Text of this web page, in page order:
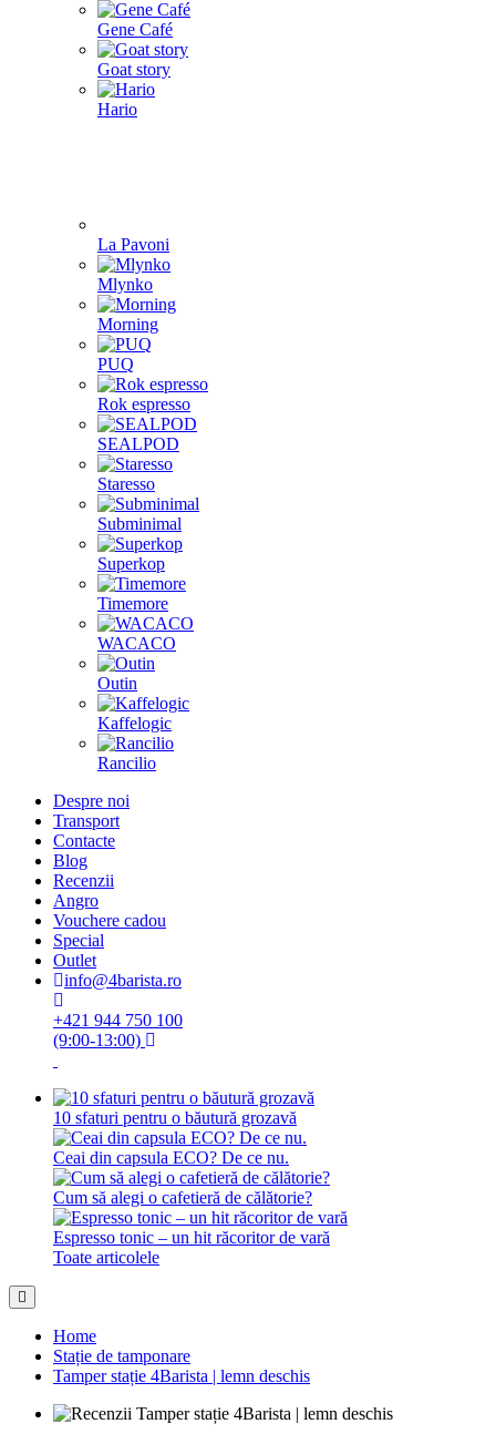
Gene Café
Goat story
Hario
La Pavoni
Mlynko
Morning
PUQ
Rok espresso
SEALPOD
Staresso
Subminimal
Superkop
Timemore
WACACO
Outin
Kaffelogic
Rancilio
Despre noi
Transport
Contacte
Blog
Recenzii
Angro
Vouchere cadou
Special
Outlet
info@4barista.ro
+421 944 750 100
(9:00-13:00)
10 sfaturi pentru o băutură grozavă
Ceai din capsula ECO? De ce nu.
Cum să alegi o cafetieră de călătorie?
Espresso tonic – un hit răcoritor de vară
Toate articolele
Home
Stație de tamponare
Tamper stație 4Barista | lemn deschis